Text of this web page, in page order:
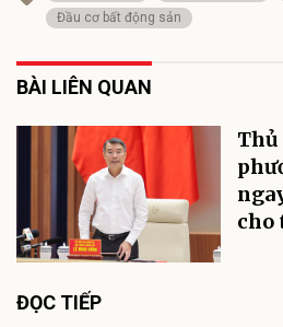
Đầu cơ bất động sản
BÀI LIÊN QUAN
Thủ
cho
ĐỌC TIẾP